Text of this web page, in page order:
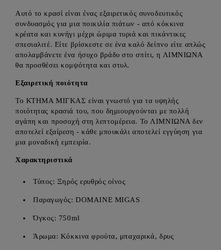
Αυτό το κρασί είναι ένας εξαιρετικός συνοδευτικός
συνδυασμός για μια ποικιλία πιάτων - από κόκκινα
κρέατα και κυνήγι μέχρι ώριμα τυριά και πικάντικες
σπεσιαλιτέ. Είτε βρίσκεστε σε ένα καλό δείπνο είτε απλώς
απολαμβάνετε ένα ήσυχο βράδυ στο σπίτι, η ΛΙΜΝΙΩΝΑ
θα προσθέσει κομψότητα και στυλ.
Εξαιρετική ποιότητα
Το ΚΤΗΜΑ ΜΙΓΚΑΣ είναι γνωστό για τα υψηλής
ποιότητας κρασιά του, που δημιουργούνται με πολλή
αγάπη και προσοχή στη λεπτομέρεια. Το ΛΙΜΝΙΩΝΑ δεν
αποτελεί εξαίρεση - κάθε μπουκάλι αποτελεί εγγύηση για
μια μοναδική εμπειρία.
Χαρακτηριστικά
Τύπος: Ξηρός ερυθρός οίνος
Παραγωγός: DOMAINE MIGAS
Όγκος: 750ml
Άρωμα: Κόκκινα φρούτα, μπαχαρικά, δρυς